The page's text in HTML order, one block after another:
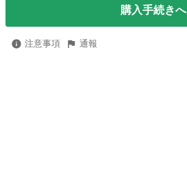
購入手続きへ
注意事項 通報